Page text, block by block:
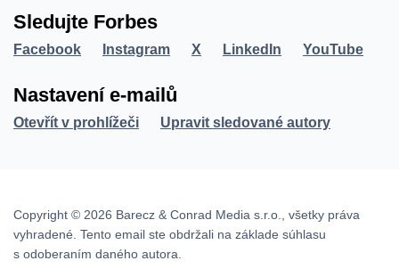
Sledujte Forbes
Facebook Instagram X LinkedIn YouTube
Nastavení e-mailů
Otevřít v prohlížeči Upravit sledované autory
Copyright © 2026 Barecz & Conrad Media s.r.o., všetky práva
vyhradené. Tento email ste obdržali na základe súhlasu
s odoberaním daného autora.